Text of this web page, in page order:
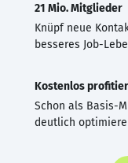
21 Mio. Mitglieder
Knüpf neue
besseres Job-
Kostenlos
Schon als Basis-
deutlich